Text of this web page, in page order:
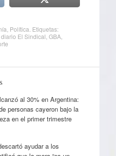
Política . Etiquetas:
diario El Sindical GBA,
al 30% en Argentina:
personas cayeron bajo la
en el primer trimestre
ayudar a los